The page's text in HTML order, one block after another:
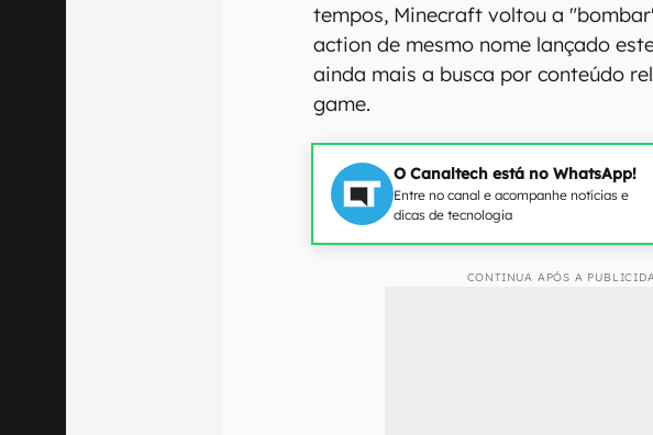
tempos, Minecraft voltou a
action de mesmo nome lançado
ainda mais a busca por conteúdo
game.
O Canaltech está no WhatsApp!
Entre no canal e acompanhe notícias e
dicas de tecnologia
CONTINUA APÓS A